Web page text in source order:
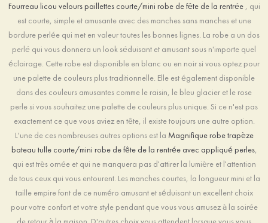
Fourreau licou velours paillettes courte/mini robe de fête de la rentrée , qui
est courte, simple et amusante avec des manches sans manches et une
bordure perlée qui met en valeur toutes les bonnes lignes. La robe a un dos
perlé qui vous donnera un look séduisant et amusant sous n'importe quel
éclairage. Cette robe est disponible en blanc ou en noir si vous optez pour
une palette de couleurs plus traditionnelle. Elle est également disponible
dans des couleurs amusantes comme le raisin, le bleu glacier et le rose
perle si vous souhaitez une palette de couleurs plus unique. Si ce n'est pas
exactement ce que vous aviez en tête, il existe toujours une autre option.
L'une de ces nombreuses autres options est la Magnifique robe trapèze
bateau tulle courte/mini robe de fête de la rentrée avec appliqué perles,
qui est très ornée et qui ne manquera pas d'attirer la lumière et l'attention
de tous ceux qui vous entourent. Les manches courtes, la longueur mini et la
taille empire font de ce numéro amusant et séduisant un excellent choix
pour votre confort et votre style pendant que vous vous amusez à la soirée